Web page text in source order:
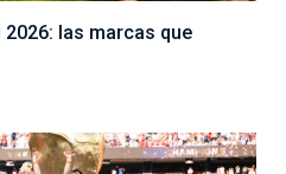
las marcas que